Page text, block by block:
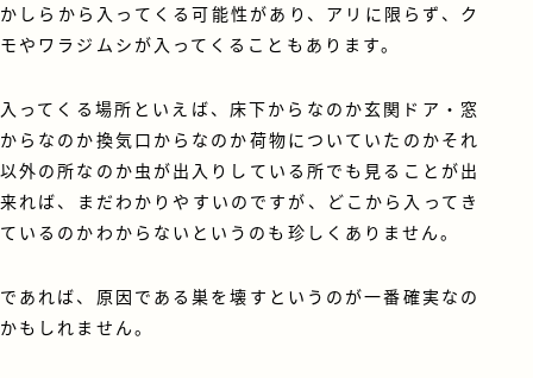
かしらから入ってくる可能性があり、アリに限らず、ク
モやワラジムシが入ってくることもあります。
入ってくる場所といえば、床下からなのか玄関ドア・窓
からなのか換気口からなのか荷物についていたのかそれ
以外の所なのか虫が出入りしている所でも見ることが出
来れば、まだわかりやすいのですが、どこから入ってき
ているのかわからないというのも珍しくありません。
であれば、原因である巣を壊すというのが一番確実なの
かもしれません。